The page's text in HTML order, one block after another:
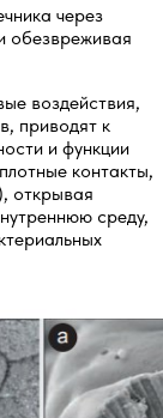
через
обезвреживая
воздействия,
приводят к
и функции
контакты,
открывая
среду,